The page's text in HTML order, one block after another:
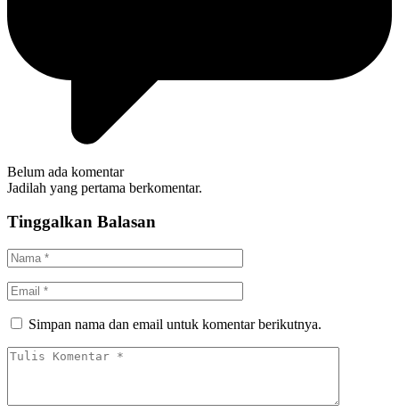
Belum ada komentar
Jadilah yang pertama berkomentar.
Tinggalkan Balasan
Simpan nama dan email untuk komentar berikutnya.